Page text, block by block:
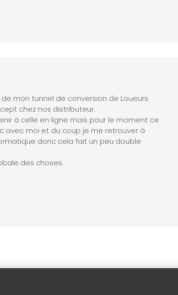
mon tunnel de conversion de Loueurs.
chez nos distributeur.
à celle en ligne mais pour le moment ce
avec moi et du coup je me retrouver à
donc cela fait un peu double
des choses.